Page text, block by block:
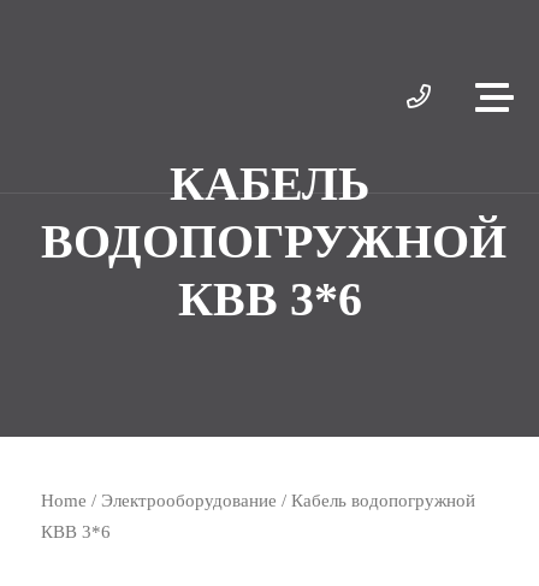
КАБЕЛЬ
ВОДОПОГРУЖНОЙ
КВВ 3*6
Home / Электрооборудование / Кабель водопогружной
КВВ 3*6